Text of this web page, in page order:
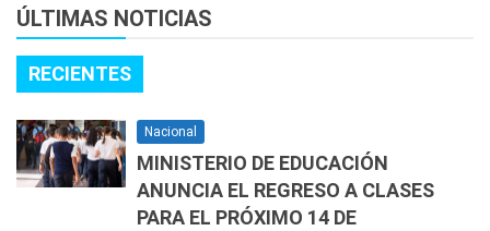
ÚLTIMAS NOTICIAS
RECIENTES
Nacional
MINISTERIO DE EDUCACIÓN
ANUNCIA EL REGRESO A CLASES
PARA EL PRÓXIMO 14 DE